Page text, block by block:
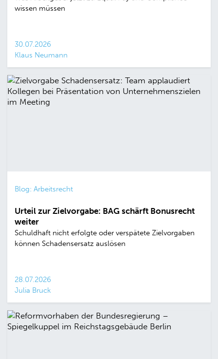
wissen müssen
30.07.2026
Klaus Neumann
Blog: Arbeitsrecht
Urteil zur Zielvorgabe: BAG schärft Bonusrecht
weiter
Schuldhaft nicht erfolgte oder verspätete Zielvorgaben
können Schadensersatz auslösen
28.07.2026
Julia Bruck